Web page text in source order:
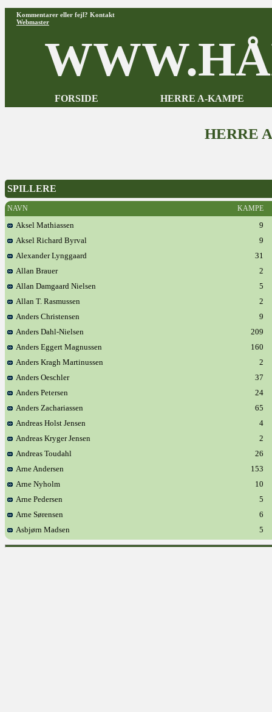
Kommentarer eller fejl? Kontakt
Webmaster
FORSIDE HERRE A-KAMPE
HERRE
SPILLERE
NAVN KAMPE
Aksel Mathiassen
9
Aksel Richard Byrval
9
Alexander Lynggaard
31
Allan Brauer
2
Allan Damgaard Nielsen
5
Allan T. Rasmussen
2
Anders Christensen
9
Anders Dahl-Nielsen
209
Anders Eggert Magnussen
160
Anders Kragh Martinussen
2
Anders Oeschler
37
Anders Petersen
24
Anders Zachariassen
65
Andreas Holst Jensen
4
Andreas Kryger Jensen
2
Andreas Toudahl
26
Arne Andersen
153
Arne Nyholm
10
Arne Pedersen
5
Arne Sørensen
6
Asbjørn Madsen
5